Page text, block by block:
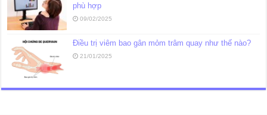
phù hợp
09/02/2025
Điều trị viêm bao gân mỏm trâm quay như thế nào?
21/01/2025